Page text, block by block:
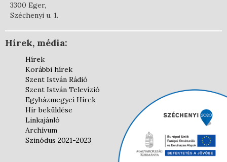
3300 Eger,
Széchenyi u. 1.
Hírek, média:
Hírek
Korábbi hírek
Szent István Rádió
Szent István Televízió
Egyházmegyei Hírek
Hír beküldése
Linkajánló
Archívum
Szinódus 2021-2023